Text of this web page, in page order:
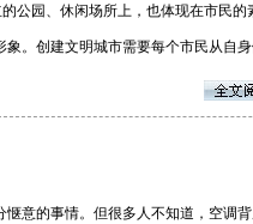
公园、休闲场所上，也体现在市民的
。创建文明城市需要每个市民从自
意的事情。但很多人不知道，空调背